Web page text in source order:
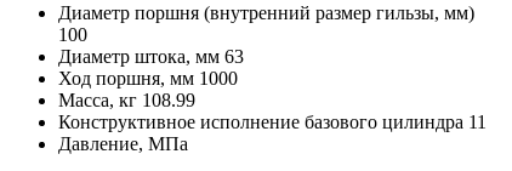
Диаметр поршня (внутренний размер гильзы, мм)
100
Диаметр штока, мм 63
Ход поршня, мм 1000
Масса, кг 108.99
Конструктивное исполнение базового цилиндра 11
Давление, МПа